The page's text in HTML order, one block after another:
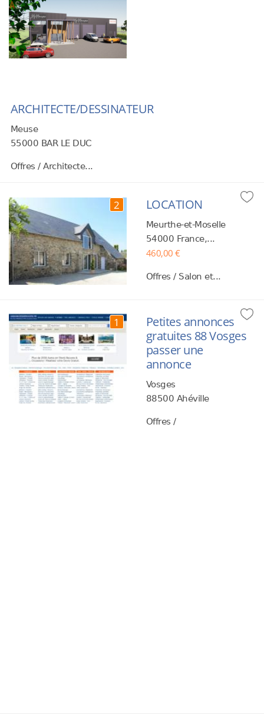
ARCHITECTE/DESSINATEUR
Meuse
55000 BAR LE DUC
Offres / Architecte...
2 LOCATION
Meurthe-et-Moselle
54000 France,...
460,00 €
Offres / Salon et...
1
Petites annonces
gratuites 88 Vosges
passer une
annonce
Vosges
88500 Ahéville
Offres /